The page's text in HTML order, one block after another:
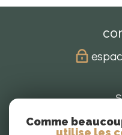
Comme
utilise les